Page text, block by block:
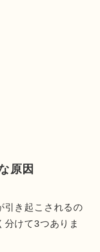
原因
引き起こされるの
分けて3つありま